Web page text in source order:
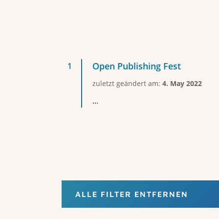
Open Publishing Fest
zuletzt geändert am: 4. May 2022
...
ALLE FILTER ENTFERNEN